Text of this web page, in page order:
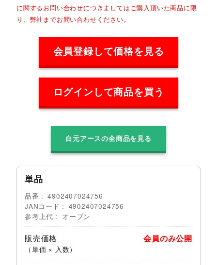
に関するお問い合わせにつきましてはご購入頂いた商品に限
り、弊社までお問い合わせください。
会員登録して価格を見る
ログインして商品を買う
白元アースの全商品を見る
単品
品番
4902407024756
JANコード
4902407024756
参考上代
オープン
販売価格
（単価 × 入数）
会員のみ公開